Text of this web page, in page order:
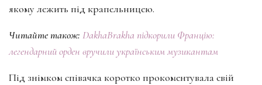
якому лежить під крапельницею.
Читайте також: DakhaBrakha підкорили Францію:
легендарний орден вручили українським музикантам
Під знімком співачка коротко прокоментувала свій